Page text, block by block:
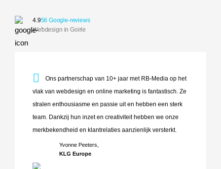
4.956 Google-reviews
Webdesign in Goirle
Yvonne Peeters,
KLG Europe
Ons partnerschap van 10+ jaar met RB-Media op het
vlak van webdesign en online marketing is fantastisch. Ze
stralen enthousiasme en passie uit en hebben een sterk
team. Dankzij hun inzet en creativiteit hebben we onze
merkbekendheid en klantrelaties aanzienlijk versterkt.
Ons partnerschap van 10+ jaar met RB-Media op het